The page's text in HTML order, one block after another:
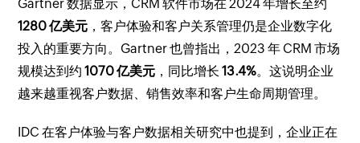
Gartner 数据显示，CRM 软件市场在 2024 年增长至约
1280 亿美元 ，客户体验和客户关系管理仍是企业数字化
投入的重要方向。Gartner 也曾指出，2023 年 CRM 市场
规模达到约1070 亿美元 ，同比增长13.4%。这说明企业
越来越重视客户数据、销售效率和客户生命周期管理。
IDC 在客户体验与客户数据相关研究中也提到，企业正在